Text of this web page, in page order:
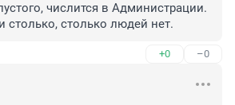
числится в Администрации.
столько, столько людей нет.
+0 –0